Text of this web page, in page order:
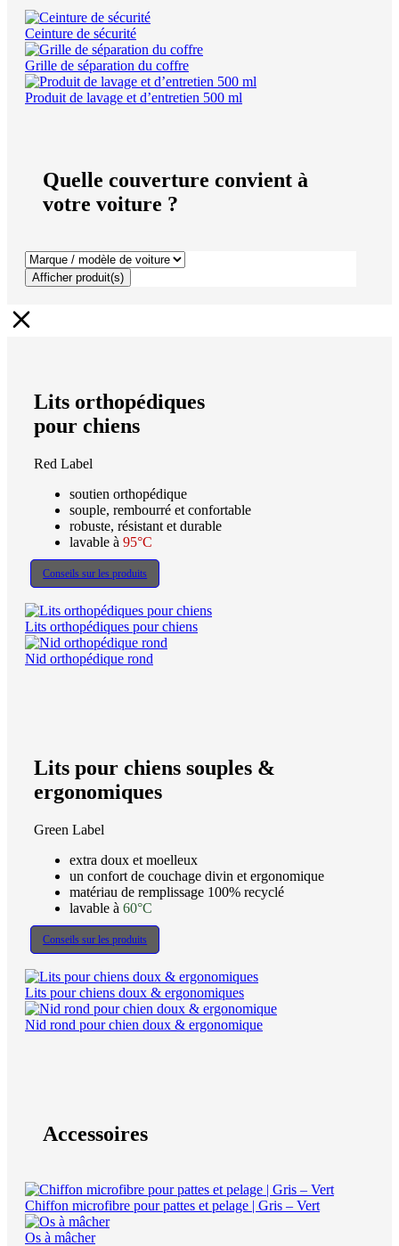
Ceinture de sécurité
Grille de séparation du coffre
Produit de lavage et d’entretien 500 ml
Quelle couverture convient à
votre voiture ?
Afficher produit(s)
Lits orthopédiques
pour chiens
Red Label
soutien orthopédique
souple, rembourré et confortable
robuste, résistant et durable
lavable à 95°C
Conseils sur les produits
Lits orthopédiques pour chiens
Nid orthopédique rond
Lits pour chiens souples &
ergonomiques
Green Label
extra doux et moelleux
un confort de couchage divin et ergonomique
matériau de remplissage 100% recyclé
lavable à 60°C
Conseils sur les produits
Lits pour chiens doux & ergonomiques
Nid rond pour chien doux & ergonomique
Accessoires
Chiffon microfibre pour pattes et pelage | Gris – Vert
Os à mâcher